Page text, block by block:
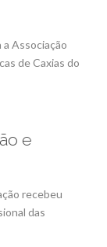
a Associação
de Caxias do
e
recebeu
das